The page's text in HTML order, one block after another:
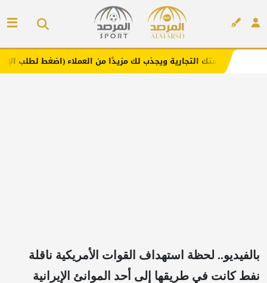
ويجذب لك مزيدًا من العملاء (اضغط لطلب الإعلان)
بالفيديو.. لحظة استهداف القوات الأمريكية ناقلة
نفط كانت في طريقها إلى أحد الموانئ الإيرانية